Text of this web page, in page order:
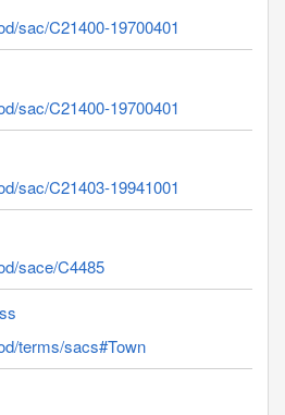
sac/C21400-19700401
sac/C21400-19700401
sac/C21403-19941001
sace/C4485
terms/sacs#Town